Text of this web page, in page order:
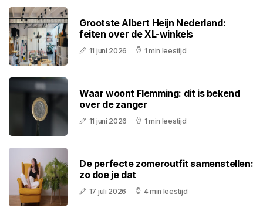
Grootste Albert Heijn Nederland:
feiten over de XL-winkels
11 juni 2026 1 min leestijd
Waar woont Flemming: dit is bekend
over de zanger
11 juni 2026 1 min leestijd
De perfecte zomeroutfit samenstellen:
zo doe je dat
17 juli 2026 4 min leestijd